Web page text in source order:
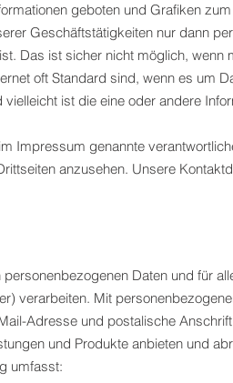
geboten und Grafiken
Geschäftstätigkeiten nur dann
Das ist sicher nicht möglich, wenn
oft Standard sind, wenn es um
ist die eine oder andere
Impressum genannte
anzusehen. Unsere
Daten und für
verarbeiten. Mit
Adresse und postalische
und Produkte anbieten und
umfasst: